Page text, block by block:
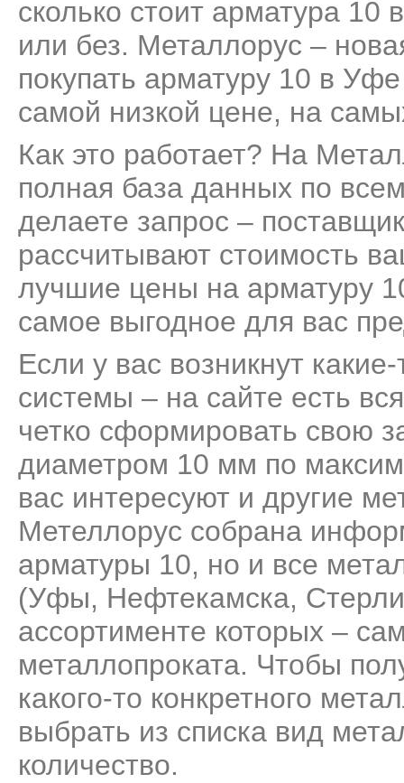
сколько стоит арматура 10
или без. Металлорус –
покупать арматуру 10 в
самой низкой цене, на
Как это работает? На
полная база данных по
делаете запрос –
рассчитывают стоимость
лучшие цены на арматуру
самое выгодное для вас
Если у вас возникнут
системы – на сайте есть
четко сформировать свою
диаметром 10 мм по
вас интересуют и другие
Метеллорус собрана
арматуры 10, но и все
(Уфы, Нефтекамска,
ассортименте которых –
металлопроката. Чтобы
какого-то конкретного
выбрать из списка вид
количество.